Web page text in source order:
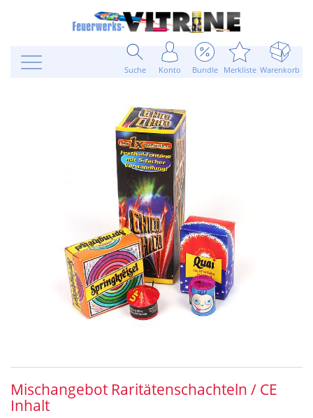
Suche Konto Bundle Merkliste Warenkorb
Mischangebot Raritätenschachteln / CE
Inhalt